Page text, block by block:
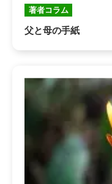
著者コラム
父と母の手紙